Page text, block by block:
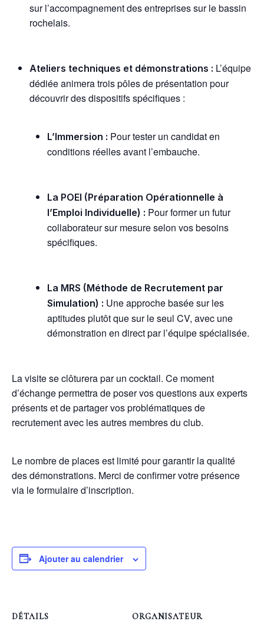
sur l’accompagnement des entreprises sur le bassin
rochelais.
Ateliers techniques et démonstrations : L’équipe
dédiée animera trois pôles de présentation pour
découvrir des dispositifs spécifiques :
L’Immersion : Pour tester un candidat en
conditions réelles avant l’embauche.
La POEI (Préparation Opérationnelle à
l’Emploi Individuelle) : Pour former un futur
collaborateur sur mesure selon vos besoins
spécifiques.
La MRS (Méthode de Recrutement par
Simulation) : Une approche basée sur les
aptitudes plutôt que sur le seul CV, avec une
démonstration en direct par l’équipe spécialisée.
La visite se clôturera par un cocktail. Ce moment
d’échange permettra de poser vos questions aux experts
présents et de partager vos problématiques de
recrutement avec les autres membres du club.
Le nombre de places est limité pour garantir la qualité
des démonstrations. Merci de confirmer votre présence
via le formulaire d’inscription.
Ajouter au calendrier
DÉTAILS ORGANISATEUR